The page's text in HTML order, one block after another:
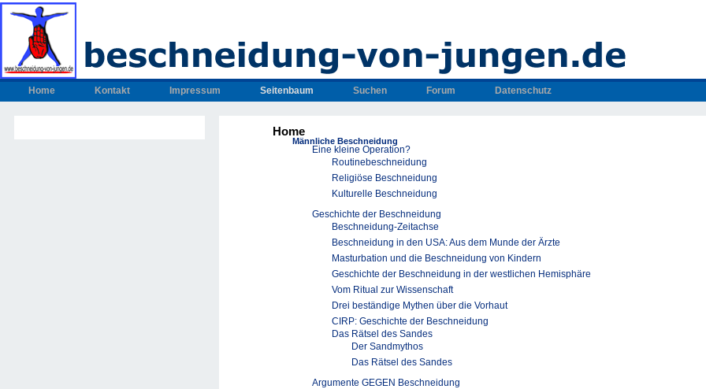
Home Kontakt Impressum Seitenbaum Suchen Forum Datenschutz
Home
Männliche Beschneidung
Eine kleine Operation?
Routinebeschneidung
Religiöse Beschneidung
Kulturelle Beschneidung
Geschichte der Beschneidung
Beschneidung-Zeitachse
Beschneidung in den USA: Aus dem Munde der Ärzte
Masturbation und die Beschneidung von Kindern
Geschichte der Beschneidung in der westlichen Hemisphäre
Vom Ritual zur Wissenschaft
Drei beständige Mythen über die Vorhaut
CIRP: Geschichte der Beschneidung
Das Rätsel des Sandes
Der Sandmythos
Das Rätsel des Sandes
Argumente GEGEN Beschneidung